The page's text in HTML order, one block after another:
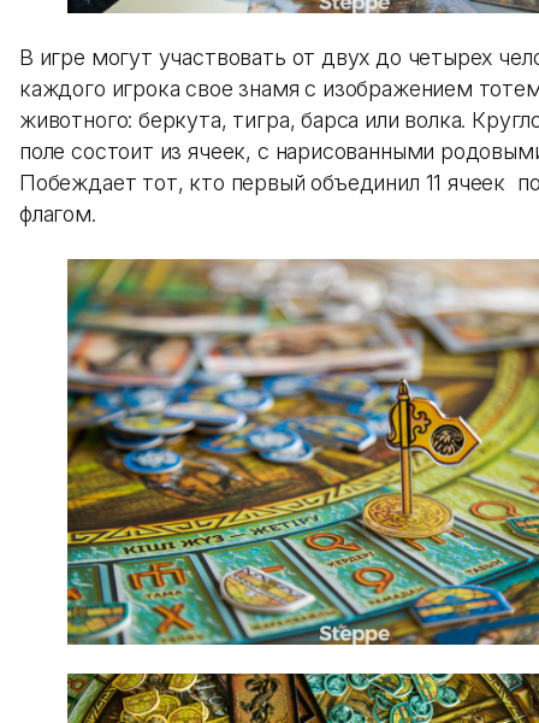
В игре могут участвовать от двух до четырех
каждого игрока свое знамя с изображением
животного: беркута, тигра, барса или волка.
поле состоит из ячеек, с нарисованными
Побеждает тот, кто первый объединил 11 ячеек
флагом.